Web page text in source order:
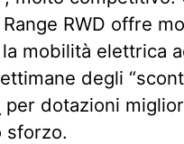
RWD offre
mobilità elettrica
degli
per dotazioni
sforzo.